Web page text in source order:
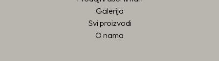
Galerija
Svi proizvodi
O nama